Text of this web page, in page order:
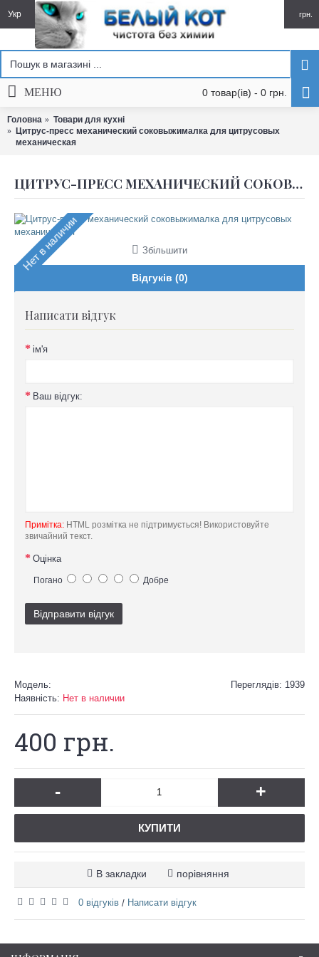
Укр грн.
0 товар(ів) - 0 грн.
МЕНЮ
Головна
Товари для кухні
Цитрус-пресс механический соковыжималка для цитрусовых
механическая
ЦИТРУС-ПРЕСС МЕХАНИЧЕСКИЙ СОКОВЫЖИМАЛКА ДЛЯ ЦИТРУСОВЫХ МЕХАНИЧЕСКАЯ
Нет в наличии Збільшити
Відгуків (0)
Написати відгук
ім'я
Ваш відгук:
Примітка: HTML розмітка не підтримується! Використовуйте
звичайний текст.
Оцінка
Погано Добре
Відправити відгук
Переглядів: 1939
Модель:
Наявність: Нет в наличии
400 грн.
- +
КУПИТИ
В закладки порівняння
0 відгуків / Написати відгук